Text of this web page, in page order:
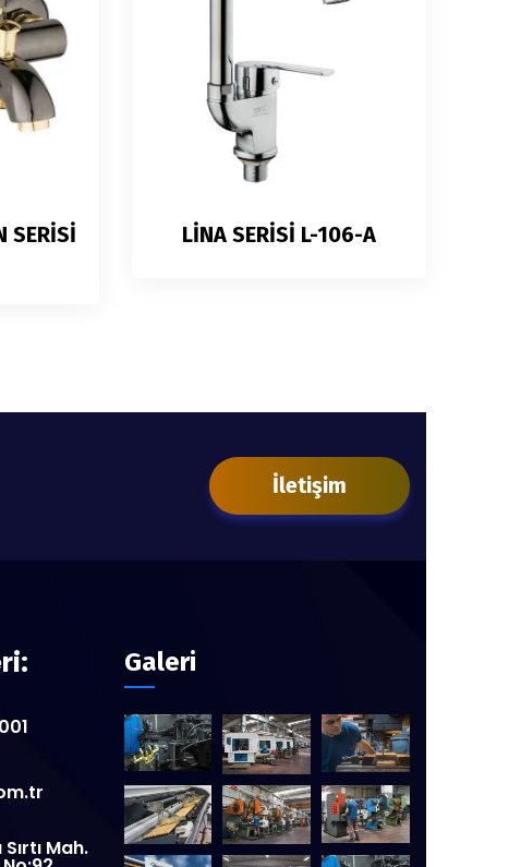
SERİSİ
LİNA SERİSİ L-106-A
İletişim
Mah.
Galeri